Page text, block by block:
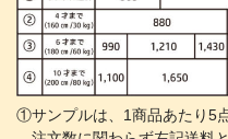
①サンプルは、1商品あたり5